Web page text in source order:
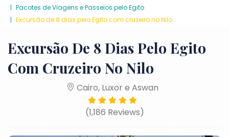
Pacotes de Viagens e Passeios pelo Egito
Excursão de 8 dias pelo Egito com cruzeiro no Nilo
Excursão De 8 Dias Pelo Egito
Com Cruzeiro No Nilo
Cairo, Luxor e Aswan
(1,186 Reviews)